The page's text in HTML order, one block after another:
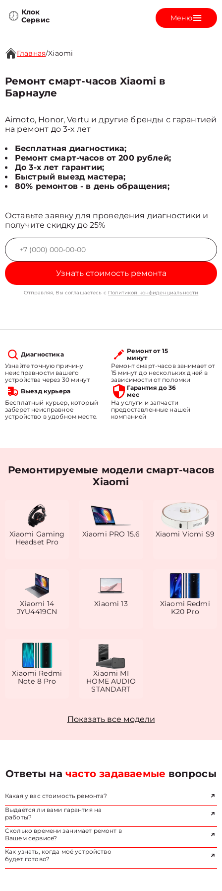
Клок
Сервис
Меню
Главная/Xiaomi
Ремонт смарт-часов Xiaomi в
Барнауле
Aimoto, Honor, Vertu и другие бренды с гарантией
на ремонт до 3-х лет
Бесплатная диагностика;
Ремонт смарт-часов от 200 рублей;
До 3-х лет гарантии;
Быстрый выезд мастера;
80% ремонтов - в день обращения;
Оставьте заявку для проведения диагностики и
получите скидку до 25%
Узнать стоимость ремонта
Отправляя, Вы соглашаетесь с Политикой конфиденциальности
Диагностика
Узнайте точную причину
неисправности вашего
устройства через 30 минут
Ремонт от 15
минут
Ремонт смарт-часов занимает от
15 минут до нескольких дней в
зависимости от поломки
Выезд курьера
Бесплатный курьер, который
заберет неисправное
устройство в удобном месте.
Гарантия до 36
мес
На услуги и запчасти
предоставленные нашей
компанией
Ремонтируемые модели смарт-часов
Xiaomi
Xiaomi Gaming
Headset Pro
Xiaomi PRO 15.6 Xiaomi Viomi S9
Xiaomi 14
JYU4419CN
Xiaomi 13
Xiaomi Redmi
K20 Pro
Xiaomi Redmi
Note 8 Pro
Xiaomi MI
HOME AUDIO
STANDART
Показать все модели
Ответы начасто задаваемые вопросы
Какая у вас стоимость ремонта?
Выдаётся ли вами гарантия на
работы?
Сколько времени занимает ремонт в
Вашем сервисе?
Как узнать, когда моё устройство
будет готово?